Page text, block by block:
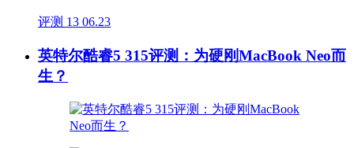
评测 13 06.23
英特尔酷睿5 315评测：为硬刚MacBook Neo而
生？